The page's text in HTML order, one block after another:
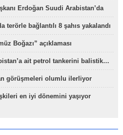
Erdoğan Suudi Arabistan’da
terörle bağlantılı 8 şahıs yakalandı
Boğazı” açıklaması
ait petrol tankerini balistik…
görüşmeleri olumlu ilerliyor
en iyi dönemini yaşıyor